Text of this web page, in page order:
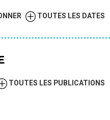
TOUTES LES DATES
TOUTES LES PUBLICATIONS